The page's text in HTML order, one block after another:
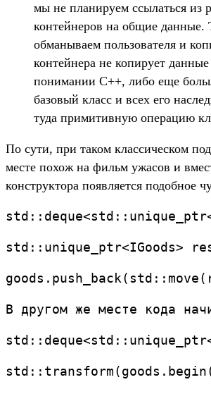
мы не планируем ссылаться из
контейнеров на общие данные.
обманываем пользователя и
контейнера не копирует
понимании C++, либо еще
базовый класс и всех его
туда примитивную операцию
По сути, при таком классическом
месте похож на фильм ужасов и
конструктора появляется подобное
std::unique_ptr<IGoods>
В другом же месте кода